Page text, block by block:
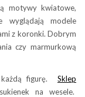
motywy kwiatowe,
wyglądają modele
z koronki. Dobrym
czy marmurkową
figurę.Sklep
na wesele.